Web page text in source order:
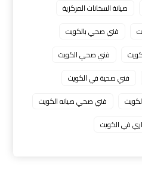
صيانة السخانات المركزية
فني صحي بالكويت
فني صحي الكويت
فني صحية في الكويت
فني صحي صيانه الكويت
في الكويت